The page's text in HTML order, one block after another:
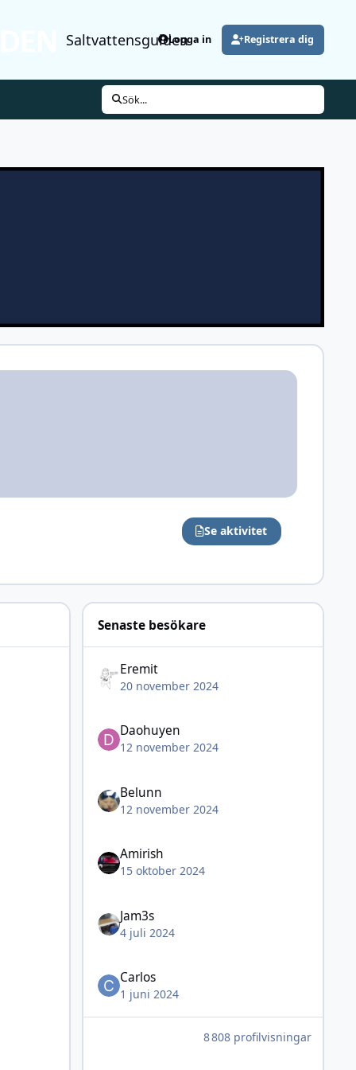
SaltvattensguidenLogga in Registrera dig
Sök...
Se aktivitet
Senaste besökare
Eremit
20 november 2024
Daohuyen
12 november 2024
Belunn
12 november 2024
Amirish
15 oktober 2024
Jam3s
4 juli 2024
Carlos
1 juni 2024
8 808 profilvisningar